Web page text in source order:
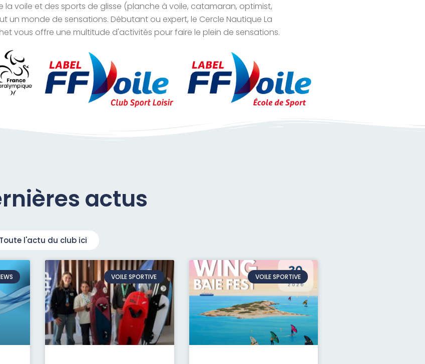
la voile et des sports de glisse (planche à voile, catamaran, optimist,
un monde de sensations. Débutant ou expert, le Cercle Nautique La
vous offre une multitude d'activités pour faire le plein de sensations.
actus
l'actu du club ici
VOILE SPORTIVE VOILE SPORTIVE